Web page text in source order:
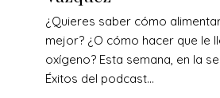
¿Quieres saber cómo
mejor? ¿O cómo hacer que le
oxígeno? Esta semana, en la
Éxitos del podcast...